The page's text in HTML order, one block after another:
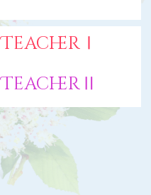
19(金)
),2/20(土)
TeacherⅠ
TeacherⅡ